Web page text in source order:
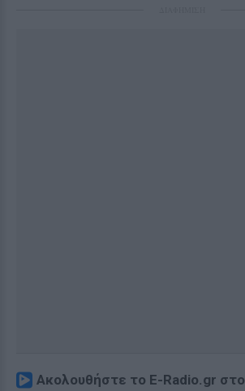
Ακολουθήστε το E-Radio.gr στο